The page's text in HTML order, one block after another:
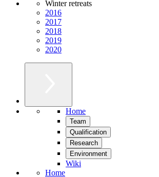
Winter retreats
2016
2017
2018
2019
2020
Home
Team
Qualification
Research
Environment
Wiki
Home